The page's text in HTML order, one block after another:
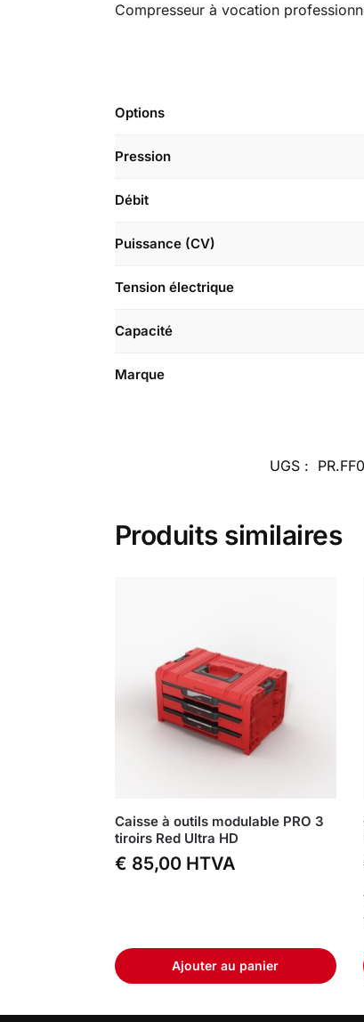
Compresseur à vocation
Options
Pression
Débit
Puissance (CV)
Tension électrique
Capacité
Marque
UGS :
Produits similaires
Caisse à outils modulable PRO 3
tiroirs Red Ultra HD
€ 85,00 HTVA
Ajouter au panier